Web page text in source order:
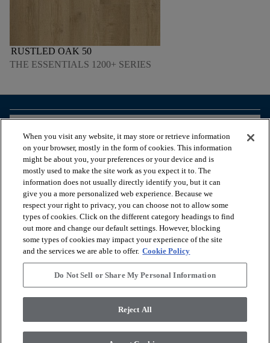
RUSTLED OAK 50
THE ESSENTIALS 1200+ SERIES
HANDIGE TOOLS
ONZE DIENSTEN
OVER ONS
inc., a Berkshire Hathaway Company
Privacybeleid
Algemene voorwaarden
Legal Disclosures
Accessibility Commitment Statement
When you visit any website, it may store or retrieve information
on your browser, mostly in the form of cookies. This information
might be about you, your preferences or your device and is
mostly used to make the site work as you expect it to. The
information does not usually directly identify you, but it can
give you a more personalized web experience. Because we
respect your right to privacy, you can choose not to allow some
types of cookies. Click on the different category headings to find
out more and change our default settings. However, blocking
some types of cookies may impact your experience of the site
and the services we are able to offer. Cookie Policy
Do Not Sell or Share My Personal Information
Reject All